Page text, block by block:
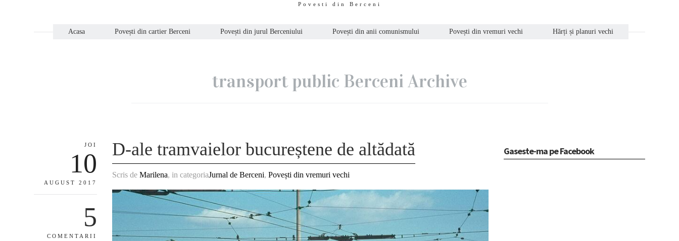
Povesti din Berceni
Acasa Povești din cartier Berceni Povești din jurul Berceniului Povești din anii comunismului Povești din vremuri vechi Hărți și planuri vechi
transport public Berceni Archive
JOI
10
AUGUST 2017
5
COMENTARII
D-ale tramvaielor bucureștene de altădată
Scris deMarilena, in categoriaJurnal de Berceni,Povești din vremuri vechi
Gaseste-ma pe Facebook